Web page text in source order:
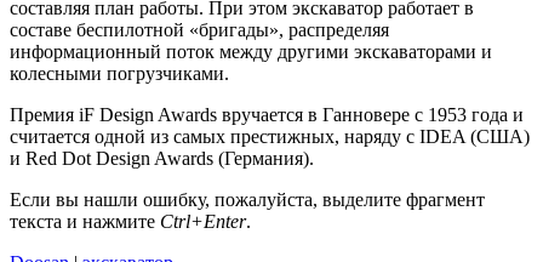
составляя план работы. При этом экскаватор работает в
составе беспилотной «бригады», распределяя
информационный поток между другими экскаваторами и
колесными погрузчиками.
Премия iF Design Awards вручается в Ганновере с 1953 года и
считается одной из самых престижных, наряду с IDEA (США)
и Red Dot Design Awards (Германия).
Если вы нашли ошибку, пожалуйста, выделите фрагмент
текста и нажмите Ctrl+Enter.